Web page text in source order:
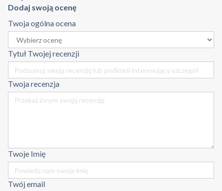
Dodaj swoją ocenę
Twoja ogólna ocena
Tytuł Twojej recenzji
Twoja recenzja
Twoje Imię
Twój email